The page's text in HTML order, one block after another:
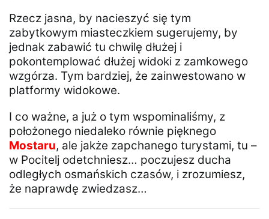
Rzecz jasna, by nacieszyć się tym
zabytkowym miasteczkiem sugerujemy, by
jednak zabawić tu chwilę dłużej i
pokontemplować dłużej widoki z zamkowego
wzgórza. Tym bardziej, że zainwestowano w
platformy widokowe.
I co ważne, a już o tym wspominaliśmy, z
położonego niedaleko równie pięknego
Mostaru, ale jakże zapchanego turystami, tu –
w Pocitelj odetchniesz… poczujesz ducha
odległych osmańskich czasów, i zrozumiesz,
że naprawdę zwiedzasz…